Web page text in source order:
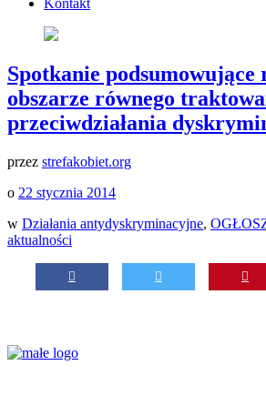
Spotkanie podsumowujące
obszarze równego
przeciwdziałania
przez strefakobiet.org
o 22 stycznia 2014
w Działania antydyskryminacyjne,
aktualności